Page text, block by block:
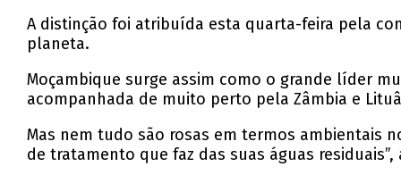
A distinção foi atribuída esta quarta-feira pela
planeta.
Moçambique surge assim como o grande líder
acompanhada de muito perto pela Zâmbia e
Mas nem tudo são rosas em termos ambientais
de tratamento que faz das suas águas